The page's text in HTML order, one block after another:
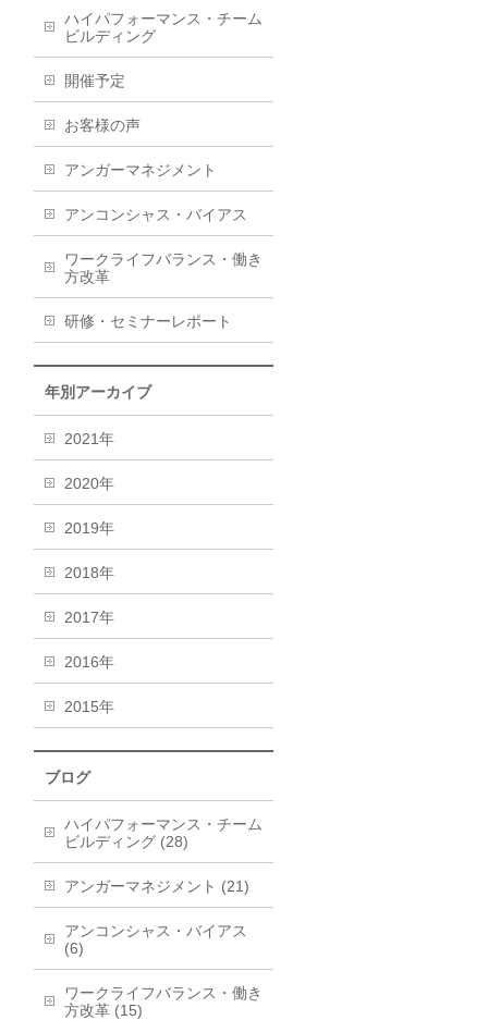
ハイパフォーマンス・チーム
ビルディング
開催予定
お客様の声
アンガーマネジメント
アンコンシャス・バイアス
ワークライフバランス・働き
方改革
研修・セミナーレポート
年別アーカイブ
2021年
2020年
2019年
2018年
2017年
2016年
2015年
ブログ
ハイパフォーマンス・チーム
ビルディング (28)
アンガーマネジメント (21)
アンコンシャス・バイアス
(6)
ワークライフバランス・働き
方改革 (15)